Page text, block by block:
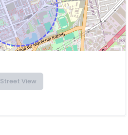
Street View